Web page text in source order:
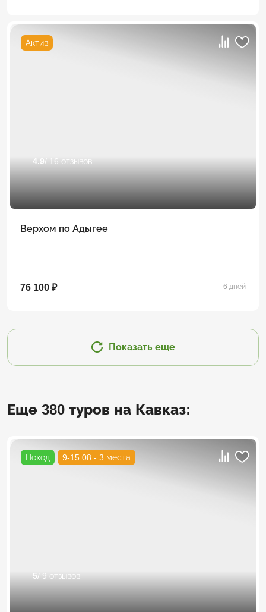
Актив
4.9 / 16 отзывов
Верхом по Адыгее
76 100 ₽ 6 дней
Показать еще
Еще 380 туров на Кавказ:
Поход 9-15.08 - 3 места
5/ 9 отзывов